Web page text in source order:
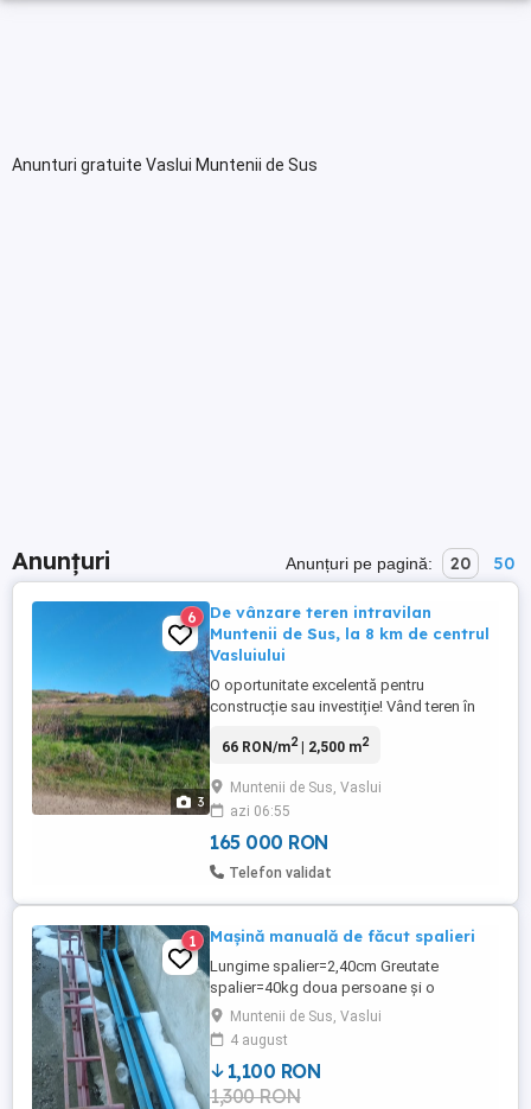
Anunturi gratuite Vaslui Muntenii de Sus
Anunțuri Anunțuri pe pagină: 20 50
3
6
De vânzare teren intravilan
Muntenii de Sus, la 8 km de centrul
Vasluiului
O oportunitate excelentă pentru
construcție sau investiție! Vând teren în
Muntenii de Sus, jud. Vaslui, la doar 8 km
de 2500 mp, din care: 2024 mp intravilan
ideal pentru construcția unei case sau a
unei pensiuni; 476 mp ...
66 RON/m2| 2,500 m2
Muntenii de Sus, Vaslui
azi 06:55
165 000 RON
Telefon validat
1 Mașină manuală de făcut spalieri
Lungime spalier=2,40cm Greutate
spalier=40kg doua persoane și o
betoniera mica pot face 50 de spalieri pe
zi
Muntenii de Sus, Vaslui
4 august
1,100 RON
1,300 RON